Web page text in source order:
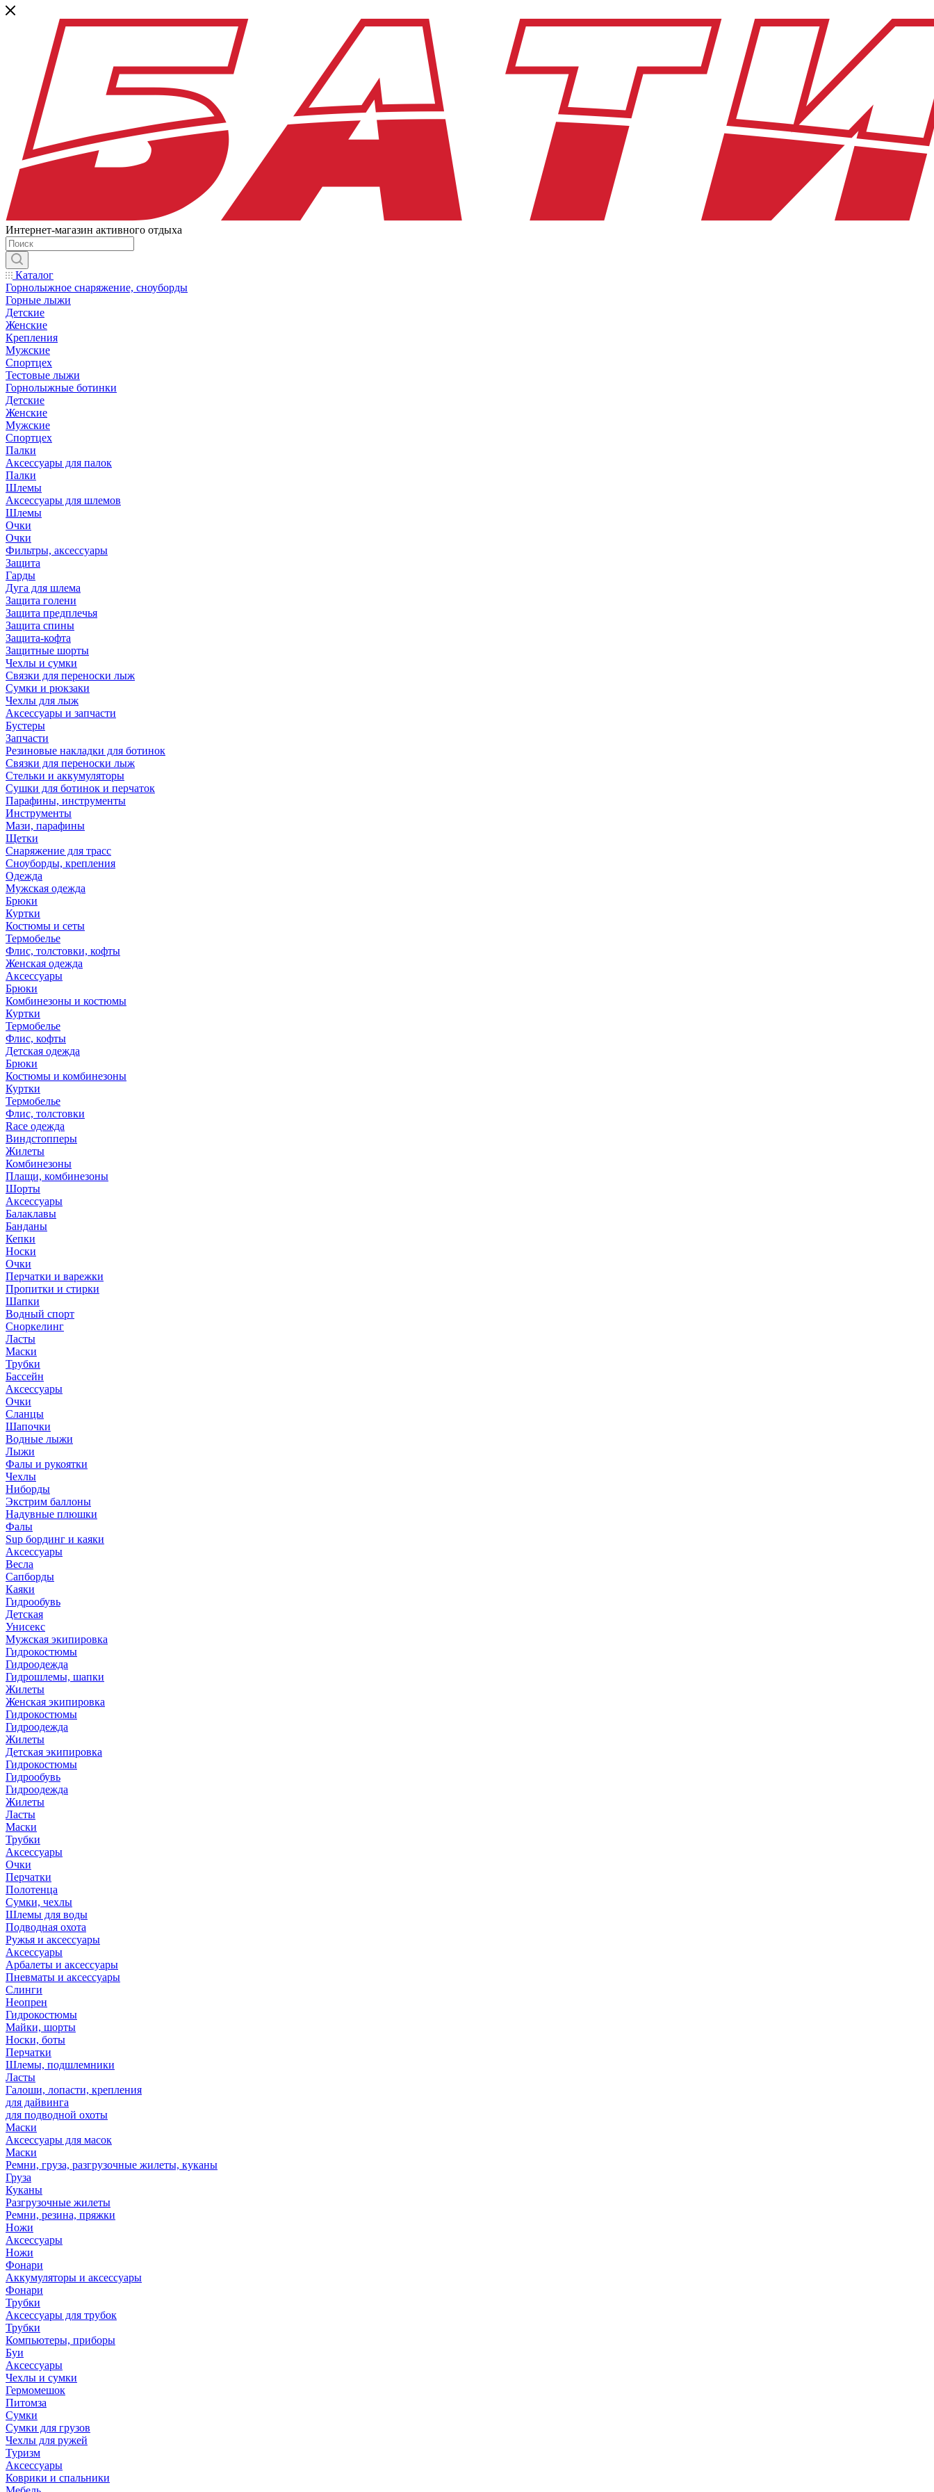
Интернет-магазин активного отдыха
Каталог
Горнолыжное снаряжение, сноуборды
Горные лыжи
Детские
Женские
Крепления
Мужские
Спортцех
Тестовые лыжи
Горнолыжные ботинки
Детские
Женские
Мужские
Спортцех
Палки
Аксессуары для палок
Палки
Шлемы
Аксессуары для шлемов
Шлемы
Очки
Очки
Фильтры, аксессуары
Защита
Гарды
Дуга для шлема
Защита голени
Защита предплечья
Защита спины
Защита-кофта
Защитные шорты
Чехлы и сумки
Связки для переноски лыж
Сумки и рюкзаки
Чехлы для лыж
Аксессуары и запчасти
Бустеры
Запчасти
Резиновые накладки для ботинок
Связки для переноски лыж
Стельки и аккумуляторы
Сушки для ботинок и перчаток
Парафины, инструменты
Инструменты
Мази, парафины
Щетки
Снаряжение для трасс
Сноуборды, крепления
Одежда
Мужская одежда
Брюки
Куртки
Костюмы и сеты
Термобелье
Флис, толстовки, кофты
Женская одежда
Аксессуары
Брюки
Комбинезоны и костюмы
Куртки
Термобелье
Флис, кофты
Детская одежда
Брюки
Костюмы и комбинезоны
Куртки
Термобелье
Флис, толстовки
Race одежда
Виндстопперы
Жилеты
Комбинезоны
Плащи, комбинезоны
Шорты
Аксессуары
Балаклавы
Банданы
Кепки
Носки
Очки
Перчатки и варежки
Пропитки и стирки
Шапки
Водный спорт
Сноркелинг
Ласты
Маски
Трубки
Бассейн
Аксессуары
Очки
Сланцы
Шапочки
Водные лыжи
Лыжи
Фалы и рукоятки
Чехлы
Ниборды
Экстрим баллоны
Надувные плюшки
Фалы
Sup бординг и каяки
Аксессуары
Весла
Сапборды
Каяки
Гидрообувь
Детская
Унисекс
Мужская экипировка
Гидрокостюмы
Гидроодежда
Гидрошлемы, шапки
Жилеты
Женская экипировка
Гидрокостюмы
Гидроодежда
Жилеты
Детская экипировка
Гидрокостюмы
Гидрообувь
Гидроодежда
Жилеты
Ласты
Маски
Трубки
Аксессуары
Очки
Перчатки
Полотенца
Сумки, чехлы
Шлемы для воды
Подводная охота
Ружья и аксессуары
Аксессуары
Арбалеты и аксессуары
Пневматы и аксессуары
Слинги
Неопрен
Гидрокостюмы
Майки, шорты
Носки, боты
Перчатки
Шлемы, подшлемники
Ласты
Галоши, лопасти, крепления
для дайвинга
для подводной охоты
Маски
Аксессуары для масок
Маски
Ремни, груза, разгрузочные жилеты, куканы
Груза
Куканы
Разгрузочные жилеты
Ремни, резина, пряжки
Ножи
Аксессуары
Ножи
Фонари
Аккумуляторы и аксессуары
Фонари
Трубки
Аксессуары для трубок
Трубки
Компьютеры, приборы
Буи
Аксессуары
Чехлы и сумки
Гермомешок
Питомза
Сумки
Сумки для грузов
Чехлы для ружей
Туризм
Аксессуары
Коврики и спальники